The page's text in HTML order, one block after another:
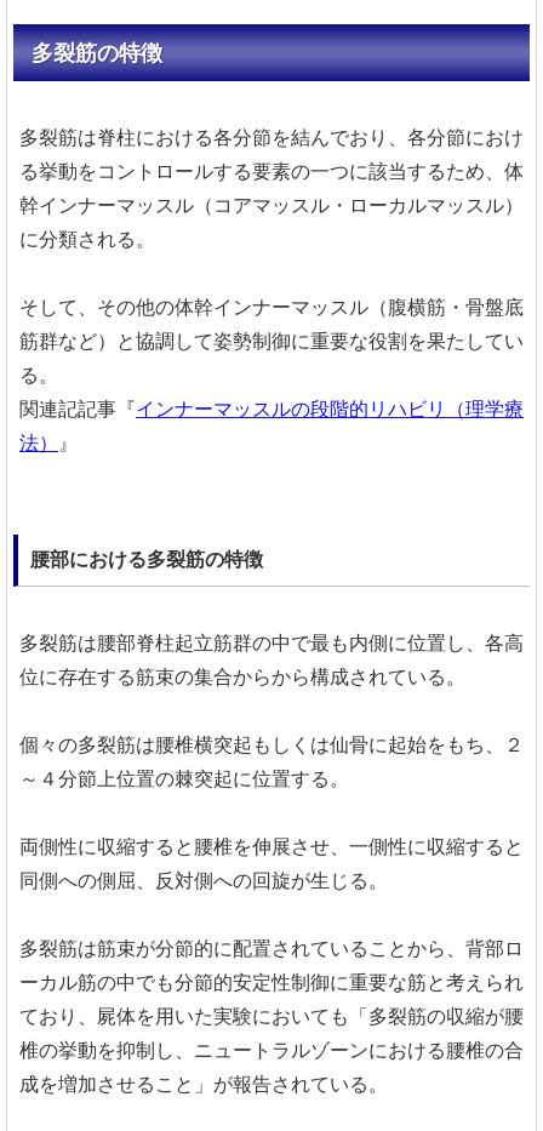
多裂筋の特徴
多裂筋は脊柱における各分節を結んでおり、各分節におけ
る挙動をコントロールする要素の一つに該当するため、体
幹インナーマッスル（コアマッスル・ローカルマッスル）
に分類される。
そして、その他の体幹インナーマッスル（腹横筋・骨盤底
筋群など）と協調して姿勢制御に重要な役割を果たしてい
る。
関連記記事『インナーマッスルの段階的リハビリ（理学療
法）
』
腰部における多裂筋の特徴
多裂筋は腰部脊柱起立筋群の中で最も内側に位置し、各高
位に存在する筋束の集合からから構成されている。
個々の多裂筋は腰椎横突起もしくは仙骨に起始をもち、２
～４分節上位置の棘突起に位置する。
両側性に収縮すると腰椎を伸展させ、一側性に収縮すると
同側への側屈、反対側への回旋が生じる。
多裂筋は筋束が分節的に配置されていることから、背部ロ
ーカル筋の中でも分節的安定性制御に重要な筋と考えられ
ており、屍体を用いた実験においても「多裂筋の収縮が腰
椎の挙動を抑制し、ニュートラルゾーンにおける腰椎の合
成を増加させること」が報告されている。